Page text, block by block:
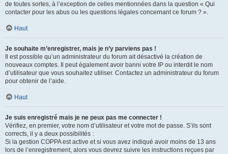
de toutes sortes, à l’exception de celles mentionnées dans la question « Qui
contacter pour les abus ou les questions légales concernant ce forum ? ».
Haut
Je souhaite m’enregistrer, mais je n’y parviens pas !
Il est possible qu’un administrateur du forum ait désactivé la création de
nouveaux comptes. Il peut également avoir banni votre IP ou interdit le nom
d’utilisateur que vous souhaitez utiliser. Contactez un administrateur du forum
pour obtenir de l’aide.
Haut
Je suis enregistré mais je ne peux pas me connecter !
Vérifiez, en premier, votre nom d’utilisateur et votre mot de passe. S’ils sont
corrects, il y a deux possibilités :
Si la gestion COPPA est active et si vous avez indiqué avoir moins de 13 ans
lors de l’enregistrement, alors vous devrez suivre les instructions reçues par